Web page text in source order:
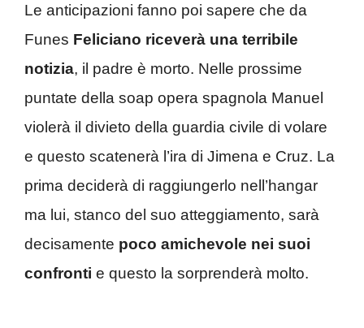
Le anticipazioni fanno poi sapere che da
Funes Feliciano riceverà una terribile
notizia, il padre è morto. Nelle prossime
puntate della soap opera spagnola Manuel
violerà il divieto della guardia civile di volare
e questo scatenerà l’ira di Jimena e Cruz. La
prima deciderà di raggiungerlo nell’hangar
ma lui, stanco del suo atteggiamento, sarà
decisamente poco amichevole nei suoi
confronti e questo la sorprenderà molto.